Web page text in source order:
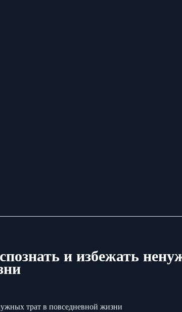
и избежать
трат в повседневной жизни